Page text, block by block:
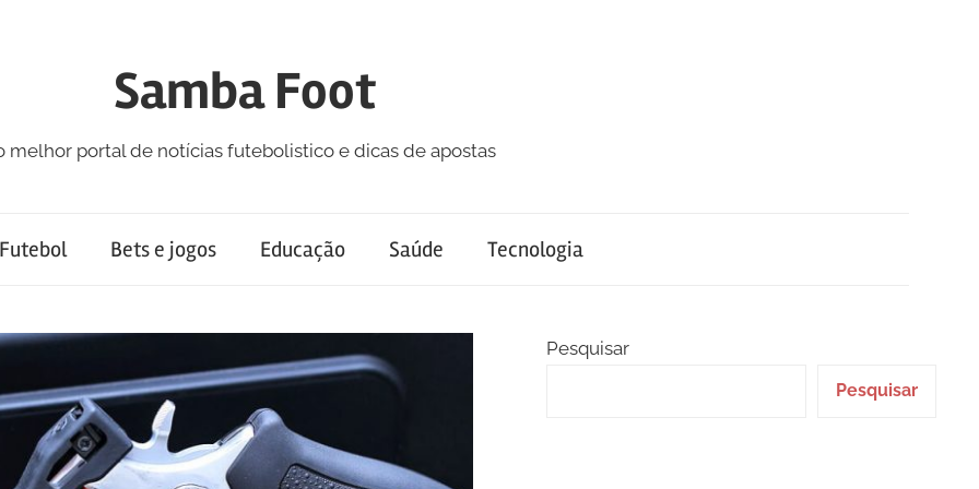
Samba Foot
melhor portal de notícias futebolistico e dicas de apostas
Futebol Bets e jogos Educação Saúde Tecnologia
Pesquisar
Pesquisar